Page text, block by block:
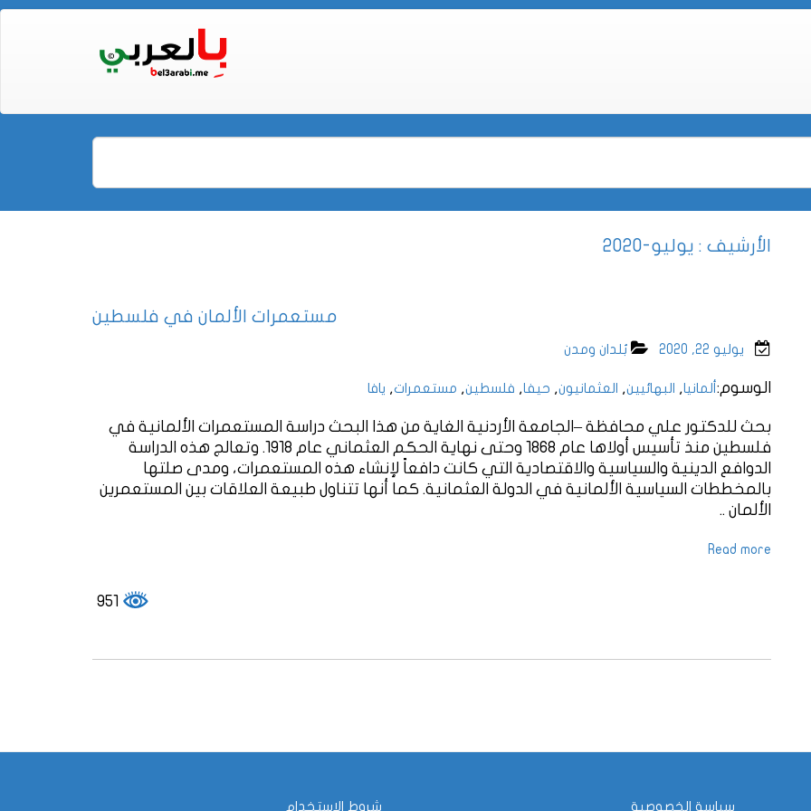
الأرشيف : يوليو-2020
مستعمرات الألمان في فلسطين
يوليو 22, 2020 بُلدان ومدن
الوسوم: ألمانيا, البهائيين, العثمانيون, حيفا, فلسطين, مستعمرات, يافا
بحث للدكتور علي محافظة –الجامعة الأردنية الغاية من هذا البحث دراسة المستعمرات الألمانية في
فلسطين منذ تأسيس أولاها عام 1868 وحتى نهاية الحكم العثماني عام 1918. وتعالج هذه الدراسة
الدوافع الدينية والسياسية والاقتصادية التي كانت دافعاً لإنشاء هذه المستعمرات، ومدى صلتها
بالمخططات السياسية الألمانية في الدولة العثمانية. كما أنها تتناول طبيعة العلاقات بين المستعمرين
الألمان ..
Read more
شروط الاستخدام سياسة الخصوصية